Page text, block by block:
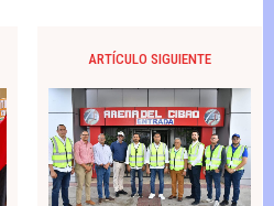
ARTÍCULO SIGUIENTE